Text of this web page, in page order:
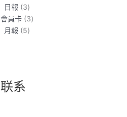
個
產
品
日報 33
個
產
會員卡 33
月報 55
联系